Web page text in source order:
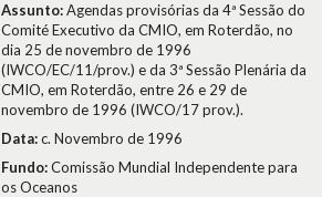
Assunto:Agendas provisórias da 4ª Sessão do
Comité Executivo da CMIO, em Roterdão, no
dia 25 de novembro de 1996
(IWCO/EC/11/prov.) e da 3ª Sessão Plenária da
CMIO, em Roterdão, entre 26 e 29 de
novembro de 1996 (IWCO/17 prov.).
Data:c. Novembro de 1996
Fundo:Comissão Mundial Independente para
os Oceanos